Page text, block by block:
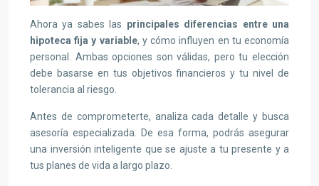
Ahora ya sabes las principales diferencias entre una
hipoteca fija y variable, y cómo influyen en tu economía
personal. Ambas opciones son válidas, pero tu elección
debe basarse en tus objetivos financieros y tu nivel de
tolerancia al riesgo.
Antes de comprometerte, analiza cada detalle y busca
asesoría especializada. De esa forma, podrás asegurar
una inversión inteligente que se ajuste a tu presente y a
tus planes de vida a largo plazo.